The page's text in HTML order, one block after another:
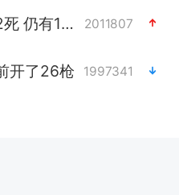
陕西柞水泥石流已致2死 仍有1人失联 2011807
开了26枪 1997341